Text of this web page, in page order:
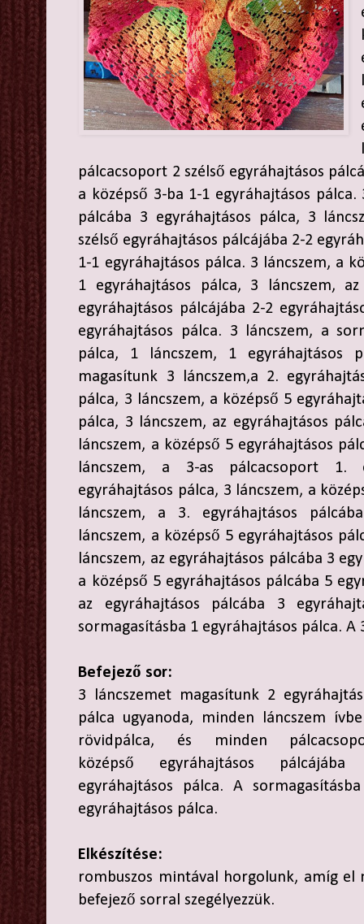
pálcacsoport 2 szélső egyráhajtásos
a középső 3-ba 1-1 egyráhajtásos pálca.
pálcába 3 egyráhajtásos pálca, 3
szélső egyráhajtásos pálcájába 2-2
1-1 egyráhajtásos pálca. 3 láncszem, a
1 egyráhajtásos pálca, 3 láncszem,
egyráhajtásos pálcájába 2-2
egyráhajtásos pálca. 3 láncszem, a
pálca, 1 láncszem, 1 egyráhajtásos
magasítunk 3 láncszem,a 2.
pálca, 3 láncszem, a középső 5
pálca, 3 láncszem, az egyráhajtásos
láncszem, a középső 5 egyráhajtásos
láncszem, a 3-as pálcacsoport 1.
egyráhajtásos pálca, 3 láncszem, a
láncszem, a 3. egyráhajtásos
láncszem, a középső 5 egyráhajtásos
láncszem, az egyráhajtásos pálcába 3
a középső 5 egyráhajtásos pálcába 5
az egyráhajtásos pálcába 3
sormagasításba 1 egyráhajtásos pálca.
Befejező sor:
3 láncszemet magasítunk 2
pálca ugyanoda, minden láncszem
rövidpálca, és minden
középső egyráhajtásos
egyráhajtásos pálca. A
egyráhajtásos pálca.
Elkészítése:
rombuszos mintával horgolunk, amíg
befejező sorral szegélyezzük.